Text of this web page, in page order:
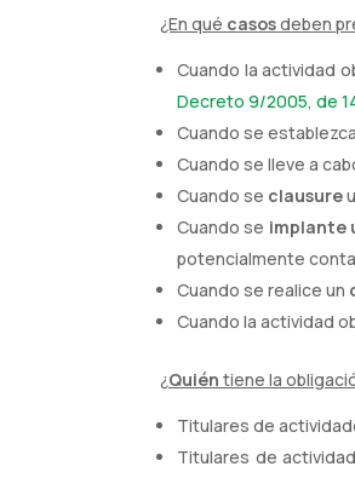
¿En qué casosdeben
Cuando la actividad
Decreto 9/2005, de
Cuando se
Cuando se lleve a
Cuando se clausure
Cuando se implante
potencialmente
Cuando se realice un
Cuando la actividad
¿Quién tiene la
Titulares de
Titulares de